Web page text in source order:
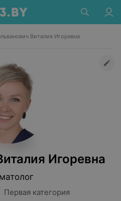
Виталия Игоревна
Игоревна
категория